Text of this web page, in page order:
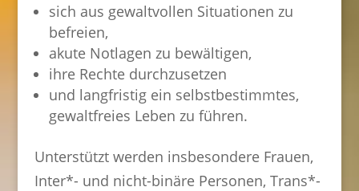
sich aus gewaltvollen Situationen zu
befreien,
akute Notlagen zu bewältigen,
ihre Rechte durchzusetzen
und langfristig ein selbstbestimmtes,
gewaltfreies Leben zu führen.
Unterstützt werden insbesondere Frauen,
Inter*- und nicht-binäre Personen, Trans*-